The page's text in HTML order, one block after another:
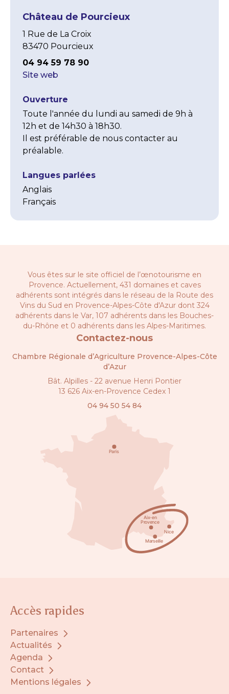
Château de Pourcieux
1 Rue de La Croix
83470 Pourcieux
04 94 59 78 90
Site web
Ouverture
Toute l'année du lundi au samedi de 9h à
12h et de 14h30 à 18h30.
Il est préférable de nous contacter au
préalable.
Langues parlées
Anglais
Français
Vous êtes sur le site officiel de l’œnotourisme en
Provence. Actuellement, 431 domaines et caves
adhérents sont intégrés dans le réseau de la Route des
Vins du Sud en Provence-Alpes-Côte d'Azur dont 324
adhérents dans le Var, 107 adhérents dans les Bouches-
du-Rhône et 0 adhérents dans les Alpes-Maritimes.
Contactez-nous
Chambre Régionale d’Agriculture Provence-Alpes-Côte
d’Azur
Bât. Alpilles - 22 avenue Henri Pontier
13 626 Aix-en-Provence Cedex 1
04 94 50 54 84
Accès rapides
Partenaires
Actualités
Agenda
Contact
Mentions légales